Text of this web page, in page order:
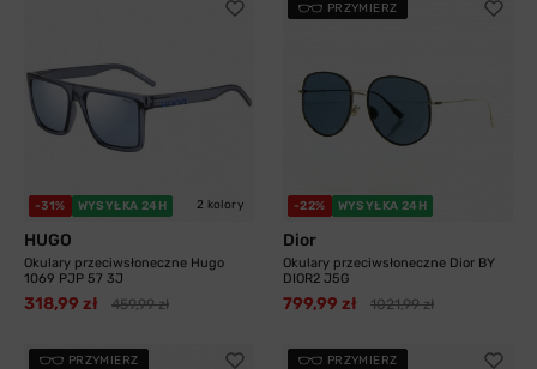
-31% WYSYŁKA 24H 2 kolory
HUGO
Okulary przeciwsłoneczne Hugo
1069 PJP 57 3J
318,99 zł 459,99 zł
PRZYMIERZ
-22% WYSYŁKA 24H
Dior
Okulary przeciwsłoneczne Dior BY
DIOR2 J5G
799,99 zł 1021,99 zł
PRZYMIERZ PRZYMIERZ